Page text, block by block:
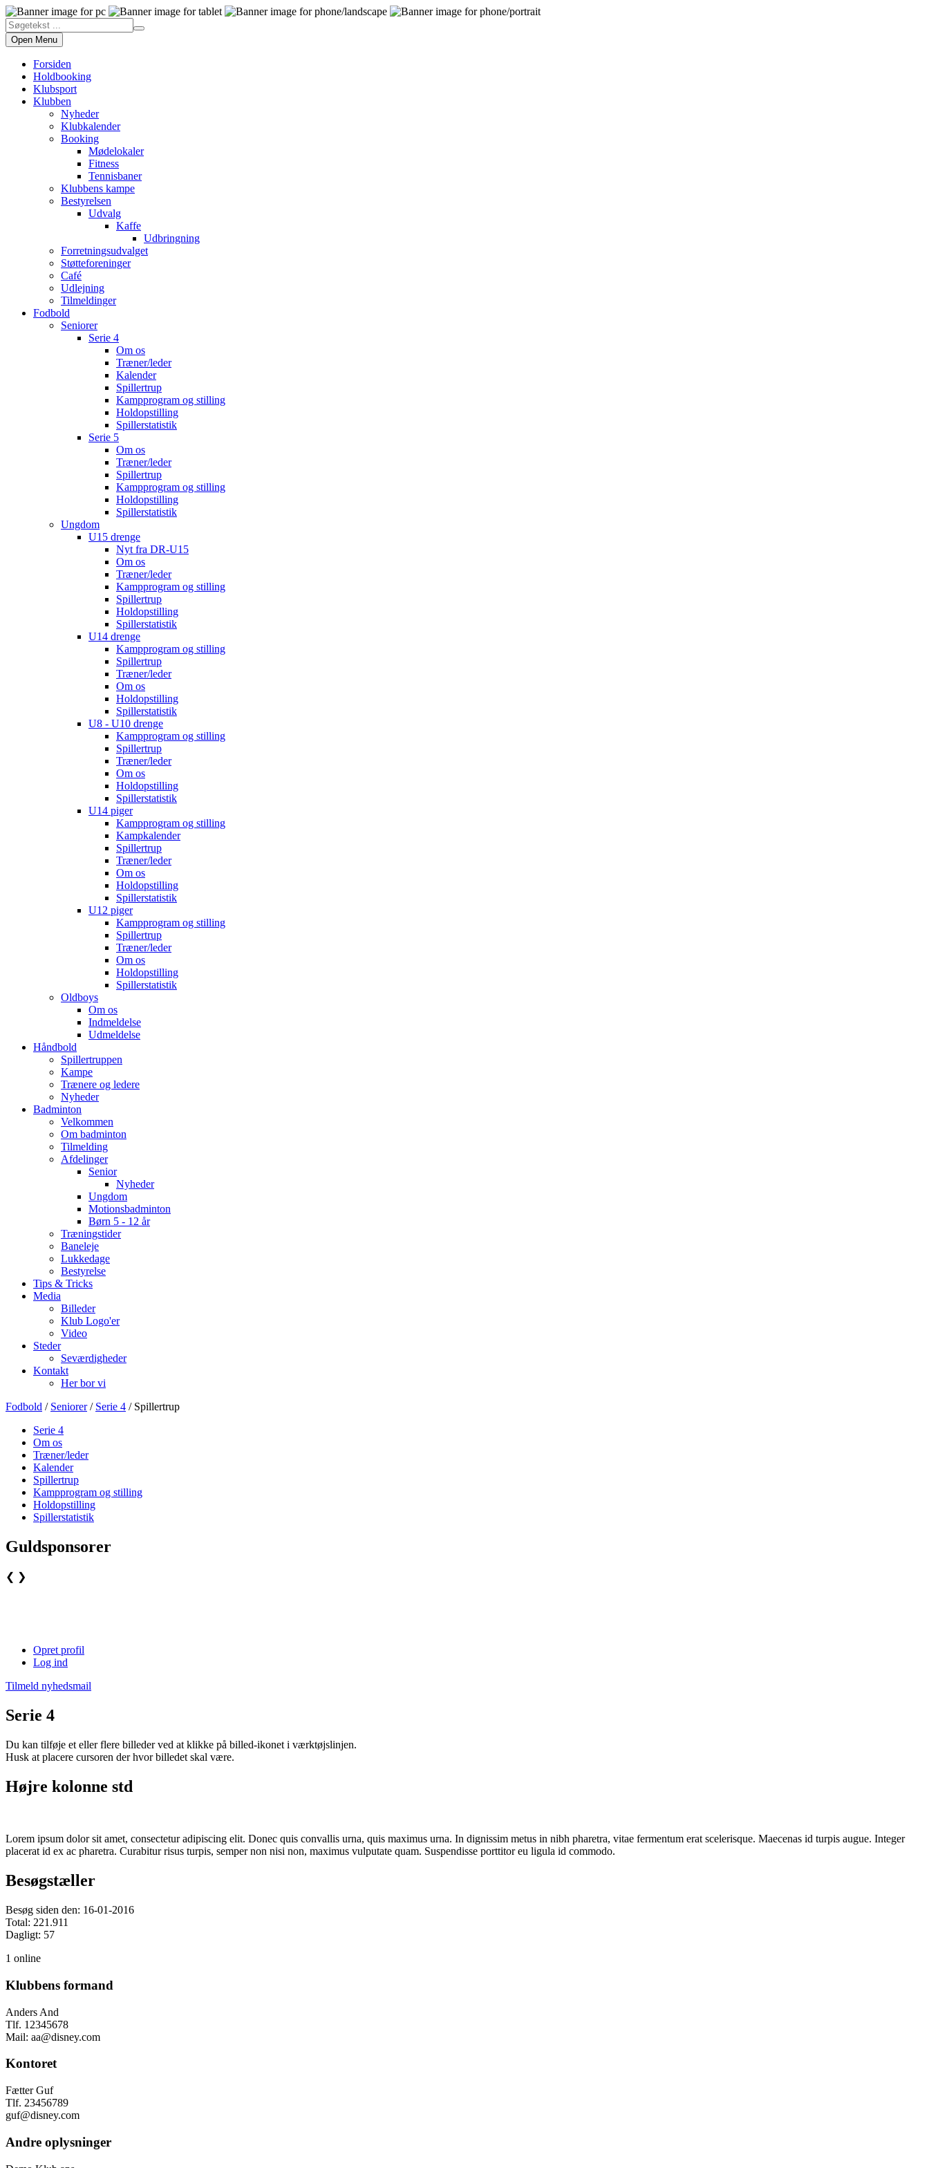
Open Menu
Forsiden
Holdbooking
Klubsport
Klubben
Nyheder
Klubkalender
Booking
Mødelokaler
Fitness
Tennisbaner
Klubbens kampe
Bestyrelsen
Udvalg
Kaffe
Udbringning
Forretningsudvalget
Støtteforeninger
Café
Udlejning
Tilmeldinger
Fodbold
Seniorer
Serie 4
Om os
Træner/leder
Kalender
Spillertrup
Kampprogram og stilling
Holdopstilling
Spillerstatistik
Serie 5
Om os
Træner/leder
Spillertrup
Kampprogram og stilling
Holdopstilling
Spillerstatistik
Ungdom
U15 drenge
Nyt fra DR-U15
Om os
Træner/leder
Kampprogram og stilling
Spillertrup
Holdopstilling
Spillerstatistik
U14 drenge
Kampprogram og stilling
Spillertrup
Træner/leder
Om os
Holdopstilling
Spillerstatistik
U8 - U10 drenge
Kampprogram og stilling
Spillertrup
Træner/leder
Om os
Holdopstilling
Spillerstatistik
U14 piger
Kampprogram og stilling
Kampkalender
Spillertrup
Træner/leder
Om os
Holdopstilling
Spillerstatistik
U12 piger
Kampprogram og stilling
Spillertrup
Træner/leder
Om os
Holdopstilling
Spillerstatistik
Oldboys
Om os
Indmeldelse
Udmeldelse
Håndbold
Spillertruppen
Kampe
Trænere og ledere
Nyheder
Badminton
Velkommen
Om badminton
Tilmelding
Afdelinger
Senior
Nyheder
Ungdom
Motionsbadminton
Børn 5 - 12 år
Træningstider
Baneleje
Lukkedage
Bestyrelse
Tips & Tricks
Media
Billeder
Klub Logo'er
Video
Steder
Seværdigheder
Kontakt
Her bor vi
Fodbold / Seniorer/ Serie 4 / Spillertrup
Serie 4
Om os
Træner/leder
Kalender
Spillertrup
Kampprogram og stilling
Holdopstilling
Spillerstatistik
Guldsponsorer
❮ ❯
Opret profil
Log ind
Tilmeld nyhedsmail
Serie 4
Du kan tilføje et eller flere billeder ved at klikke på billed-ikonet i værktøjslinjen.
Husk at placere cursoren der hvor billedet skal være.
Højre kolonne std
Lorem ipsum dolor sit amet, consectetur adipiscing elit. Donec quis convallis urna, quis maximus urna. In dignissim metus in nibh pharetra, vitae fermentum erat scelerisque. Maecenas id turpis augue. Integer
placerat id ex ac pharetra. Curabitur risus turpis, semper non nisi non, maximus vulputate quam. Suspendisse porttitor eu ligula id commodo.
Besøgstæller
Besøg siden den: 16-01-2016
Total: 221.911
Dagligt: 57
1 online
Klubbens formand
Anders And
Tlf. 12345678
Mail: aa@disney.com
Kontoret
Fætter Guf
Tlf. 23456789
guf@disney.com
Andre oplysninger